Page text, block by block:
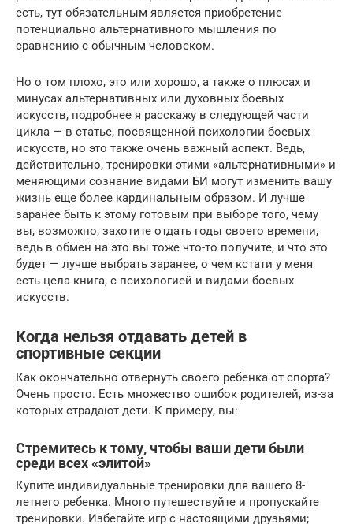
есть, тут обязательным является приобретение
потенциально альтернативного мышления по
сравнению с обычным человеком.
Но о том плохо, это или хорошо, а также о плюсах и
минусах альтернативных или духовных боевых
искусств, подробнее я расскажу в следующей части
цикла — в статье, посвященной психологии боевых
искусств, но это также очень важный аспект. Ведь,
действительно, тренировки этими «альтернативными» и
меняющими сознание видами БИ могут изменить вашу
жизнь еще более кардинальным образом. И лучше
заранее быть к этому готовым при выборе того, чему
вы, возможно, захотите отдать годы своего времени,
ведь в обмен на это вы тоже что-то получите, и что это
будет — лучше выбрать заранее, о чем кстати у меня
есть цела книга, с психологией и видами боевых
искусств.
Когда нельзя отдавать детей в
спортивные секции
Как окончательно отвернуть своего ребенка от спорта?
Очень просто. Есть множество ошибок родителей, из-за
которых страдают дети. К примеру, вы:
Стремитесь к тому, чтобы ваши дети были
среди всех «элитой»
Купите индивидуальные тренировки для вашего 8-
летнего ребенка. Много путешествуйте и пропускайте
тренировки. Избегайте игр с настоящими друзьями;